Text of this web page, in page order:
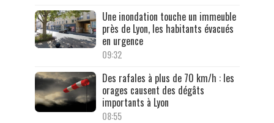
Une inondation touche un immeuble
près de Lyon, les habitants évacués
en urgence
09:32
Des rafales à plus de 70 km/h : les
orages causent des dégâts
importants à Lyon
08:55